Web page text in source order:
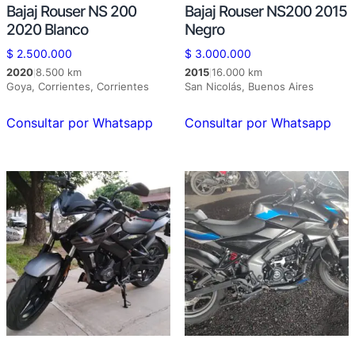
Bajaj Rouser NS 200
2020 Blanco
$ 2.500.000
20208.500 km
Goya, Corrientes, Corrientes
Consultar por Whatsapp
Bajaj Rouser NS200 2015
Negro
$3.000.000
2015| 16.000 km
San Nicolás, Buenos Aires
Consultar por Whatsapp